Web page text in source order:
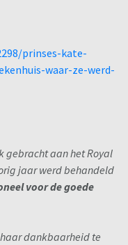
prinses-kate-
waar-ze-werd-
gebracht aan het Royal
jaar werd behandeld
voor de goede
dankbaarheid te